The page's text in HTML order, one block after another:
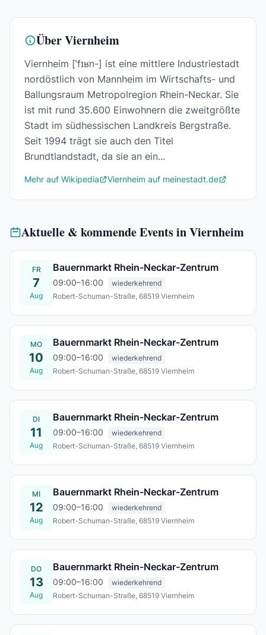
Über Viernheim
Viernheim [ˈfɪʁn-] ist eine mittlere Industriestadt
nordöstlich von Mannheim im Wirtschafts- und
Ballungsraum Metropolregion Rhein-Neckar. Sie
ist mit rund 35.600 Einwohnern die zweitgrößte
Stadt im südhessischen Landkreis Bergstraße.
Seit 1994 trägt sie auch den Titel
Brundtlandstadt, da sie an ein...
Mehr auf Wikipedia Viernheim auf meinestadt.de
Aktuelle & kommende Events in Viernheim
FR
7
Aug
Bauernmarkt Rhein-Neckar-Zentrum
09:00–16:00
wiederkehrend
Robert-Schuman-Straße, 68519 Viernheim
MO
10
Aug
Bauernmarkt Rhein-Neckar-Zentrum
09:00–16:00
wiederkehrend
Robert-Schuman-Straße, 68519 Viernheim
DI
11
Aug
Bauernmarkt Rhein-Neckar-Zentrum
09:00–16:00
wiederkehrend
Robert-Schuman-Straße, 68519 Viernheim
MI
12
Aug
Bauernmarkt Rhein-Neckar-Zentrum
09:00–16:00
wiederkehrend
Robert-Schuman-Straße, 68519 Viernheim
DO
13
Aug
Bauernmarkt Rhein-Neckar-Zentrum
09:00–16:00
wiederkehrend
Robert-Schuman-Straße, 68519 Viernheim